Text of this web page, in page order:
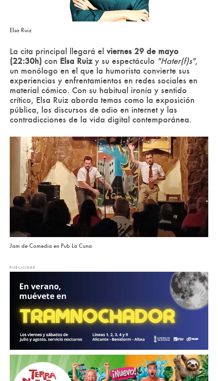
Elsa Ruiz
La cita principal llegará el viernes 29 de mayo
(22:30h) con Elsa Ruizy su espectáculo "Hater(f)s",
un monólogo en el que la humorista convierte sus
experiencias y enfrentamientos en redes sociales en
material cómico. Con su habitual ironía y sentido
crítico, Elsa Ruiz aborda temas como la exposición
pública, los discursos de odio en internet y las
contradicciones de la vida digital contemporánea.
Jam de Comedia en Pub La Cuna